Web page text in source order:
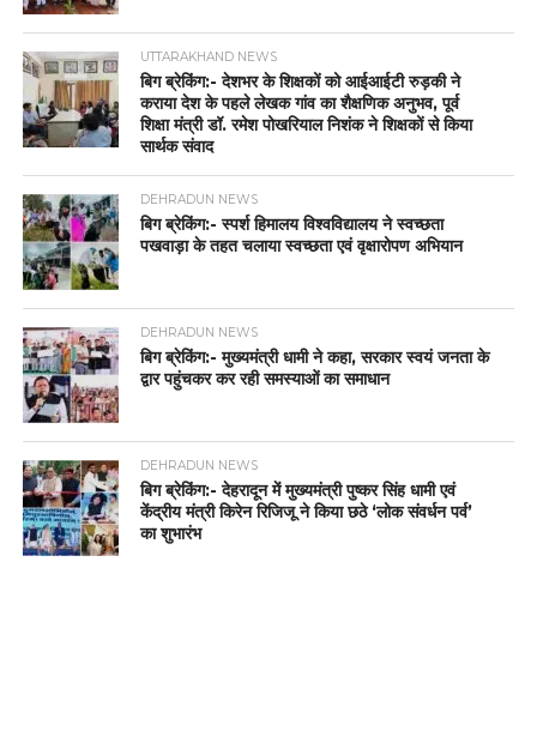
UTTARAKHAND NEWS
बिग ब्रेकिंग:- देशभर के शिक्षकों को आईआईटी रुड़की ने
कराया देश के पहले लेखक गांव का शैक्षणिक अनुभव, पूर्व
शिक्षा मंत्री डॉ. रमेश पोखरियाल निशंक ने शिक्षकों से किया
सार्थक संवाद
DEHRADUN NEWS
बिग ब्रेकिंग:- स्पर्श हिमालय विश्वविद्यालय ने स्वच्छता
पखवाड़ा के तहत चलाया स्वच्छता एवं वृक्षारोपण अभियान
DEHRADUN NEWS
बिग ब्रेकिंग:- मुख्यमंत्री धामी ने कहा, सरकार स्वयं जनता के
द्वार पहुंचकर कर रही समस्याओं का समाधान
DEHRADUN NEWS
बिग ब्रेकिंग:- देहरादून में मुख्यमंत्री पुष्कर सिंह धामी एवं
केंद्रीय मंत्री किरेन रिजिजू ने किया छठे ‘लोक संवर्धन पर्व’
का शुभारंभ